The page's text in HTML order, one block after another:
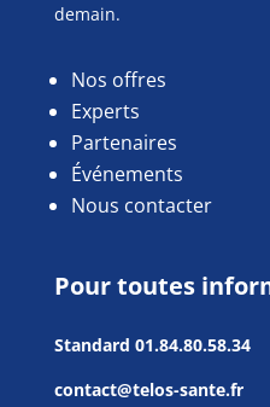
demain.
Nos offres
Experts
Partenaires
Événements
Nous contacter
Pour toutes
Standard 01.84.80.58.34
contact@telos-sante.fr